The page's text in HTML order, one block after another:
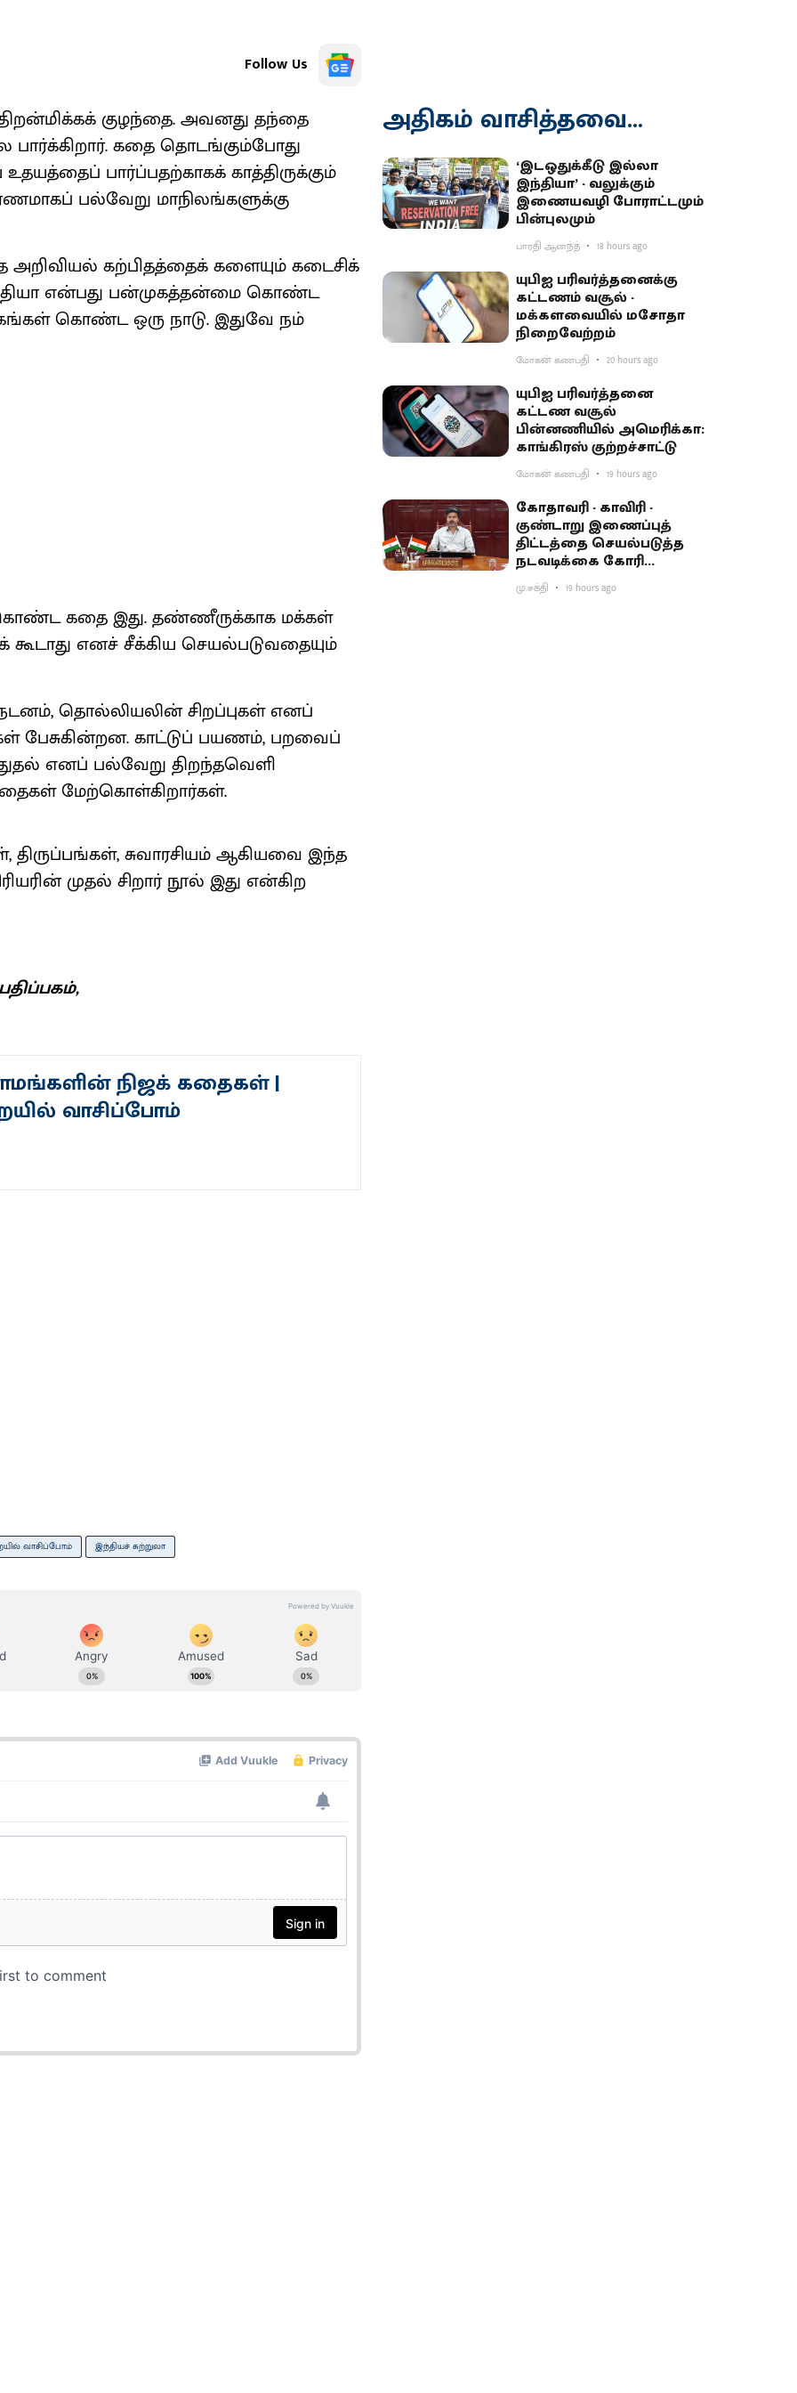
Follow Us
குழந்தை. அவனது தந்தை
கதை தொடங்கும்போது
பார்ப்பதற்காகக் காத்திருக்கும்
பல்வேறு மாநிலங்களுக்கு
அறிவியல் கற்பிதத்தைக் களையும் கடைசிக்
என்பது பன்முகத்தன்மை கொண்ட
கொண்ட ஒரு நாடு. இதுவே நம்
கதை இது. தண்ணீருக்காக மக்கள்
கூடாது எனச் சீக்கிய செயல்படுவதையும்
நடனம், தொல்லியலின் சிறப்புகள் எனப்
பேசுகின்றன. காட்டுப் பயணம், பறவைப்
எனப் பல்வேறு திறந்தவெளி
மேற்கொள்கிறார்கள்.
திருப்பங்கள், சுவாரசியம் ஆகியவை இந்த
முதல் சிறார் நூல் இது என்கிற
நிஜக் கதைகள் |
வாசிப்போம்
வாசிப்போம் இந்தியச் சுற்றுலா
அதிகம் வாசித்தவை...
‘இடஒதுக்கீடு இல்லா
இந்தியா’ - வலுக்கும்
இணையவழி போராட்டமும்
பின்புலமும்
பாரதி ஆனந்த் 18 hours ago
யுபிஐ பரிவர்த்தனைக்கு
கட்டணம் வசூல் -
மக்களவையில் மசோதா
நிறைவேற்றம்
மோகன் கணபதி 20 hours ago
யுபிஐ பரிவர்த்தனை
கட்டண வசூல்
பின்னணியில் அமெரிக்கா:
காங்கிரஸ் குற்றச்சாட்டு
மோகன் கணபதி 19 hours ago
கோதாவரி - காவிரி -
குண்டாறு இணைப்புத்
திட்டத்தை செயல்படுத்த
நடவடிக்கை கோரி
பிரதமருக்கு முதல்வர்
விஜய் கடிதம்
மு.சக்தி 19 hours ago